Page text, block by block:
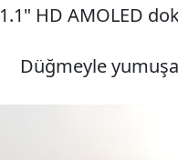
1.1" HD AMOLED
Düğmeyle